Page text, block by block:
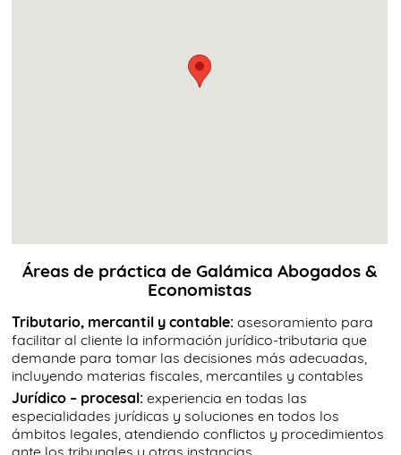
Áreas de práctica de Galámica Abogados &
Economistas
Tributario, mercantil y contable: asesoramiento para
facilitar al cliente la información jurídico-tributaria que
demande para tomar las decisiones más adecuadas,
incluyendo materias fiscales, mercantiles y contables
Jurídico – procesal: experiencia en todas las
especialidades jurídicas y soluciones en todos los
ámbitos legales, atendiendo conflictos y procedimientos